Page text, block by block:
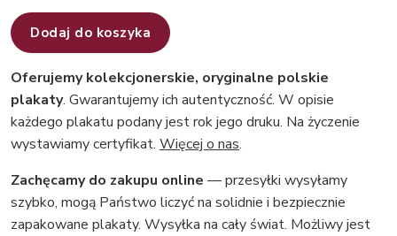
Dodaj do koszyka
Oferujemy kolekcjonerskie, oryginalne polskie
plakaty. Gwarantujemy ich autentyczność. W opisie
każdego plakatu podany jest rok jego druku. Na życzenie
wystawiamy certyfikat. Więcej o nas.
Zachęcamy do zakupu online — przesyłki wysyłamy
szybko, mogą Państwo liczyć na solidnie i bezpiecznie
zapakowane plakaty. Wysyłka na cały świat. Możliwy jest